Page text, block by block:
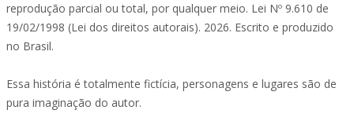
reprodução parcial ou total, por qualquer meio. Lei Nº 9.610 de
19/02/1998 (Lei dos direitos autorais). 2026. Escrito e produzido
no Brasil.
Essa história é totalmente fictícia, personagens e lugares são de
pura imaginação do autor.